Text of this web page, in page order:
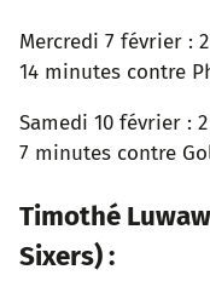
Mercredi 7 février :
14 minutes contre
Samedi 10 février :
7 minutes contre
Timothé
Sixers) :